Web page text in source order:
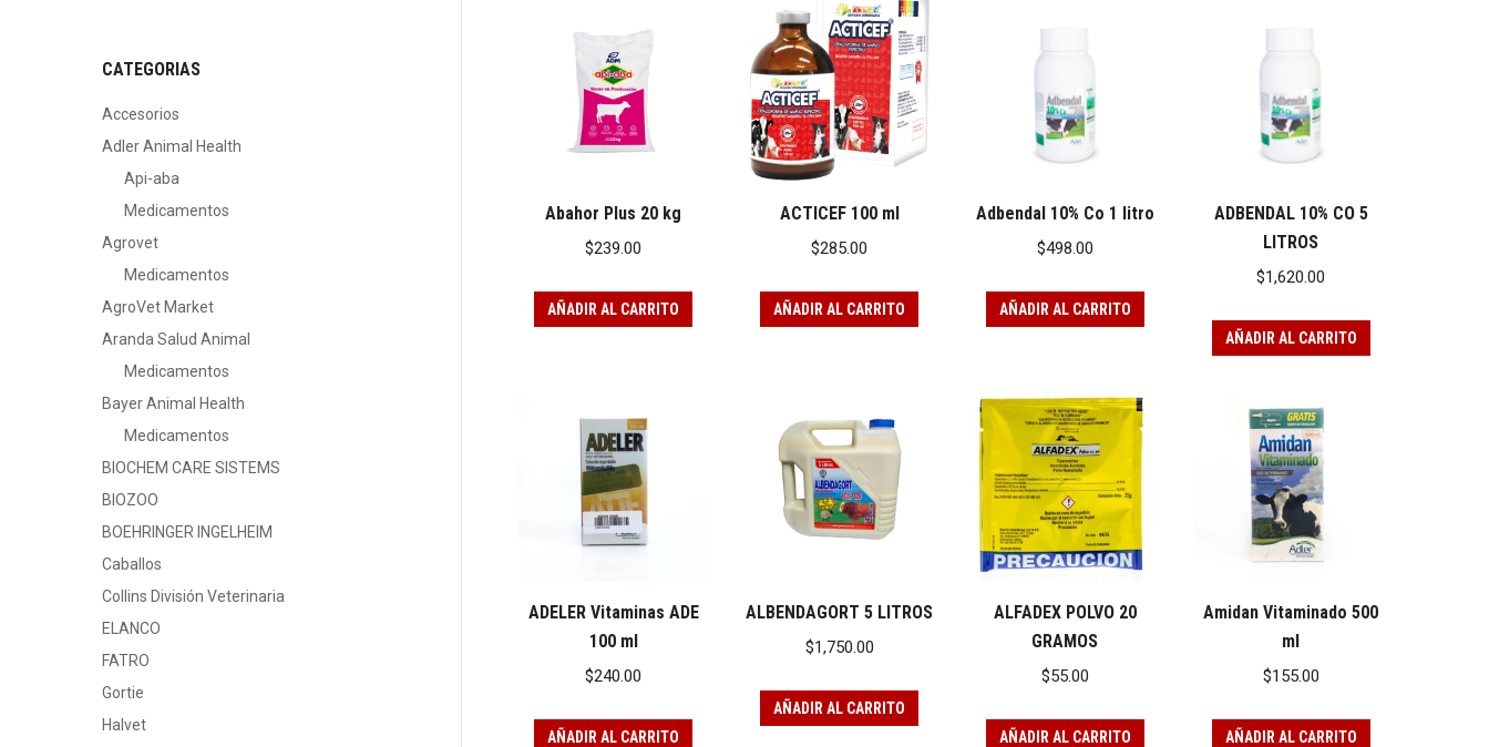
Abahor Plus 20 kg
$239.00
AÑADIR AL CARRITO
ACTICEF 100 ml
$285.00
AÑADIR AL CARRITO
Adbendal 10% Co 1 litro
$498.00
AÑADIR AL CARRITO
ADBENDAL 10% CO 5
LITROS
$1,620.00
AÑADIR AL CARRITO
ADELER Vitaminas ADE
100 ml
$240.00
AÑADIR AL CARRITO
ALBENDAGORT 5 LITROS
$1,750.00
AÑADIR AL CARRITO
ALFADEX POLVO 20
GRAMOS
$55.00
AÑADIR AL CARRITO
Amidan Vitaminado 500
ml
$155.00
AÑADIR AL CARRITO
CATEGORIAS
Accesorios
Adler Animal Health
Api-aba
Medicamentos
Agrovet
Medicamentos
AgroVet Market
Aranda Salud Animal
Medicamentos
Bayer Animal Health
Medicamentos
BIOCHEM CARE SISTEMS
BIOZOO
BOEHRINGER INGELHEIM
Caballos
Collins División Veterinaria
ELANCO
FATRO
Gortie
Halvet